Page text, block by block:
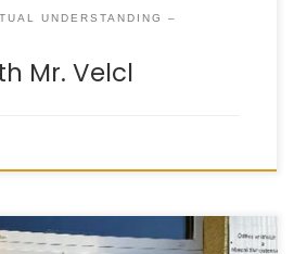
UNDERSTANDING –
Mr. Velcl